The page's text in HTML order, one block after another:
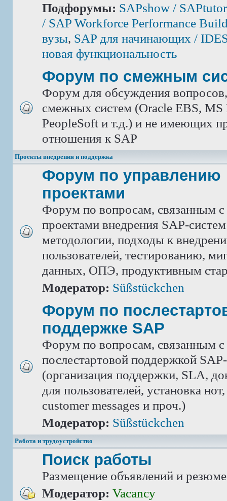
Подфорумы: SAPshow / SAPtutor
/ SAP Workforce Performance
вузы, SAP для начинающих /
новая функциональность
Форум по смежным
Форум для обсуждения
смежных систем (Oracle EBS,
PeopleSoft и т.д.) и не имеющих
отношения к SAP
Проекты внедрения и поддержка
Форум по управлению
проектами
Форум по вопросам, связанным с
проектами внедрения SAP-
методологии, подходы к
пользователей, тестированию,
данных, ОПЭ, продуктивным
Модератор: Süßstückchen
Форум по
поддержке SAP
Форум по вопросам, связанным с
послестартовой поддержкой
(организация поддержки, SLA,
для пользователей, установка
customer messages и проч.)
Модератор: Süßstückchen
Работа и трудоустройство
Поиск работы
Размещение объявлений и резюме
Модератор: Vacancy